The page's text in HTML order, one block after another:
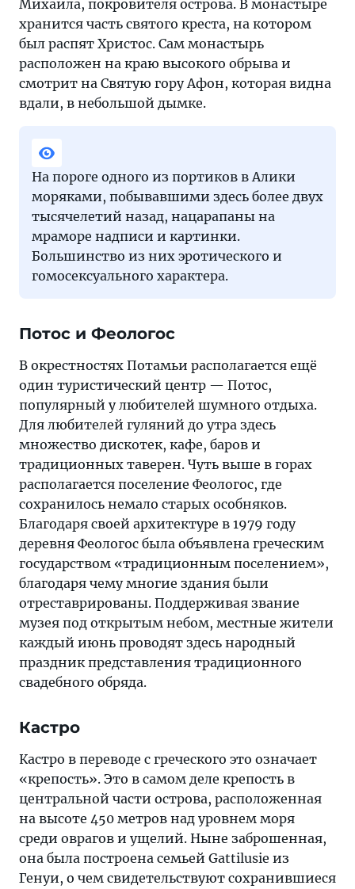
Михаила, покровителя острова. В монастыре
хранится часть святого креста, на котором
был распят Христос. Сам монастырь
расположен на краю высокого обрыва и
смотрит на Святую гору Афон, которая видна
вдали, в небольшой дымке.
На пороге одного из портиков в Алики
моряками, побывавшими здесь более двух
тысячелетий назад, нацарапаны на
мраморе надписи и картинки.
Большинство из них эротического и
гомосексуального характера.
Потос и Феологос
В окрестностях Потамьи располагается ещё
один туристический центр — Потос,
популярный у любителей шумного отдыха.
Для любителей гуляний до утра здесь
множество дискотек, кафе, баров и
традиционных таверен. Чуть выше в горах
располагается поселение Феологос, где
сохранилось немало старых особняков.
Благодаря своей архитектуре в 1979 году
деревня Феологос была объявлена греческим
государством «традиционным поселением»,
благодаря чему многие здания были
отреставрированы. Поддерживая звание
музея под открытым небом, местные жители
каждый июнь проводят здесь народный
праздник представления традиционного
свадебного обряда.
Кастро
Кастро в переводе с греческого это означает
«крепость». Это в самом деле крепость в
центральной части острова, расположенная
на высоте 450 метров над уровнем моря
среди оврагов и ущелий. Ныне заброшенная,
она была построена семьей Gattilusie из
Генуи, о чем свидетельствуют сохранившиеся